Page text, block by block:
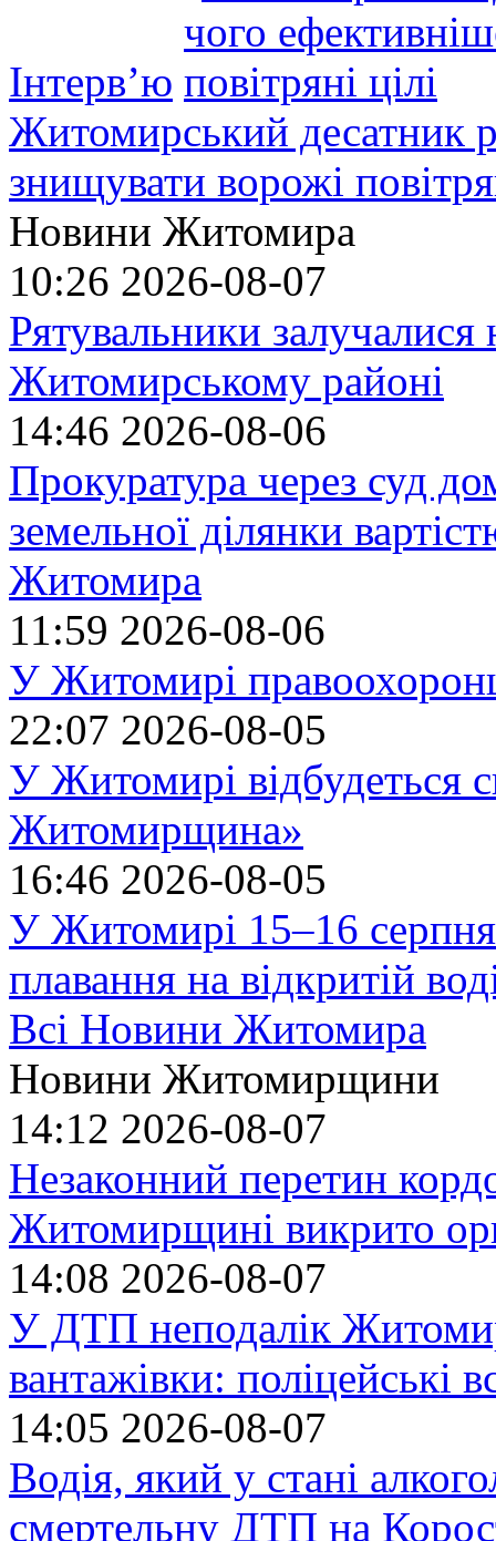
Інтерв’ю
Житомирський десатник
знищувати ворожі
Новини Житомира
10:26 2026-08-07
Рятувальники
Житомирському районі
14:46 2026-08-06
Прокуратура через суд
земельної ділянки
Житомира
11:59 2026-08-06
У Житомирі
22:07 2026-08-05
У Житомирі відбудеться
Житомирщина»
16:46 2026-08-05
У Житомирі 15–16 серпня
плавання на відкритій
Всі Новини Житомира
Новини Житомирщини
14:12 2026-08-07
Незаконний перетин
Житомирщині викрито
14:08 2026-08-07
У ДТП неподалік
вантажівки: поліцейські
14:05 2026-08-07
Водія, який у стані
смертельну ДТП на